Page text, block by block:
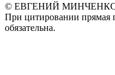
© ЕВГЕНИЙ МИНЧЕНКО,
При цитировании прямая
обязательна.